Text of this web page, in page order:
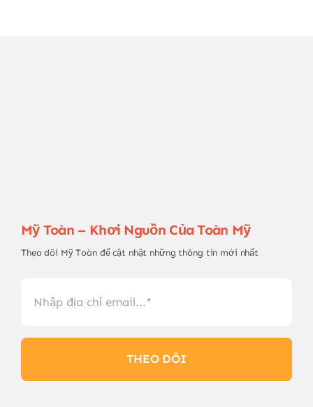
Mỹ Toàn – Khơi Nguồn Của Toàn Mỹ
Theo dõi Mỹ Toàn để cật nhật những thông tin mới nhất
THEO DÕI